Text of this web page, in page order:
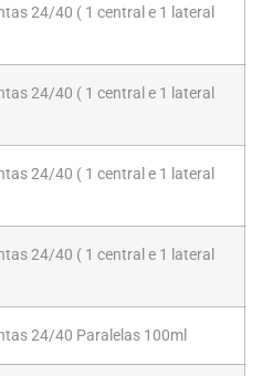
24/40 ( 1 central e 1 lateral
24/40 ( 1 central e 1 lateral
24/40 ( 1 central e 1 lateral
24/40 ( 1 central e 1 lateral
24/40 Paralelas 100ml